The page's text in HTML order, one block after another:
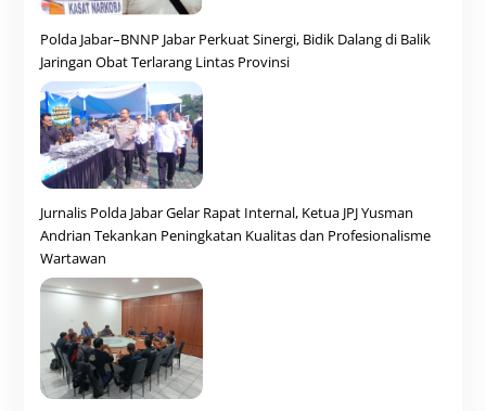
Polda Jabar–BNNP Jabar Perkuat Sinergi, Bidik Dalang di Balik
Jaringan Obat Terlarang Lintas Provinsi
Jurnalis Polda Jabar Gelar Rapat Internal, Ketua JPJ Yusman
Andrian Tekankan Peningkatan Kualitas dan Profesionalisme
Wartawan